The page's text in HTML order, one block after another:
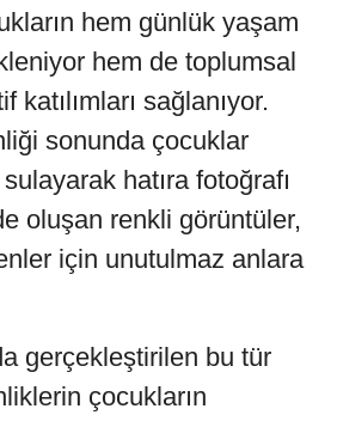
hem günlük yaşam
hem de toplumsal
katılımları sağlanıyor.
sonunda çocuklar
hatıra fotoğrafı
oluşan renkli görüntüler,
için unutulmaz anlara
gerçekleştirilen bu tür
çocukların